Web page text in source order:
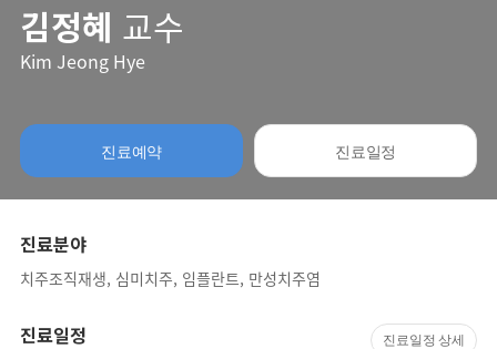
김정혜 교수
Kim Jeong Hye
진료예약 진료일정
진료분야
치주조직재생, 심미치주, 임플란트, 만성치주염
진료일정 진료일정 상세